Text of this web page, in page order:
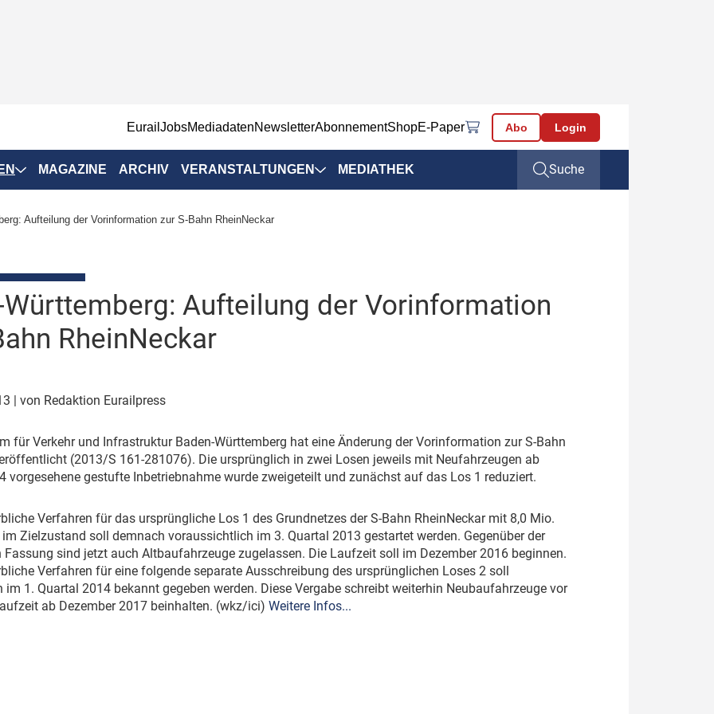
EurailJobsMediadatenNewsletterAbonnementShopE-Paper Abo Login
Positionen
& Märkte
& Ausrüstung
MAGAZINE ARCHIV VERANSTALTUNGEN
Veranstaltungen
IRSA 2025
MEDIATHEK Suche
Aufteilung der Vorinformation zur S-Bahn RheinNeckar
Württemberg: Aufteilung der Vorinformation
RheinNeckar
| von Redaktion Eurailpress
für Verkehr und Infrastruktur Baden-Württemberg hat eine Änderung der Vorinformation zur S-Bahn
(2013/S 161-281076). Die ursprünglich in zwei Losen jeweils mit Neufahrzeugen ab
vorgesehene gestufte Inbetriebnahme wurde zweigeteilt und zunächst auf das Los 1 reduziert.
Verfahren für das ursprüngliche Los 1 des Grundnetzes der S-Bahn RheinNeckar mit 8,0 Mio.
Zielzustand soll demnach voraussichtlich im 3. Quartal 2013 gestartet werden. Gegenüber der
Fassung sind jetzt auch Altbaufahrzeuge zugelassen. Die Laufzeit soll im Dezember 2016 beginnen.
Verfahren für eine folgende separate Ausschreibung des ursprünglichen Loses 2 soll
1. Quartal 2014 bekannt gegeben werden. Diese Vergabe schreibt weiterhin Neubaufahrzeuge vor
ab Dezember 2017 beinhalten. (wkz/ici) Weitere Infos...